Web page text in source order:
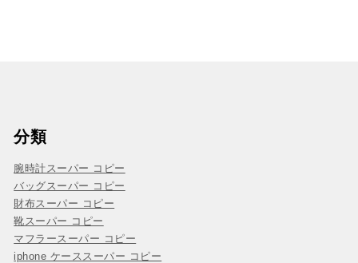
分類
腕時計スーパー コピー
バッグスーパー コピー
財布スーパー コピー
靴スーパー コピー
マフラースーパー コピー
iphone ケーススーパー コピー